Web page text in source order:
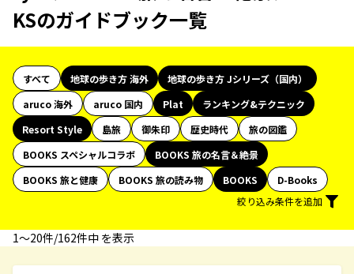
KSのガイドブック一覧
すべて 地球の歩き方 海外
地球の歩き方 Jシリーズ（国内）
aruco 海外
aruco 国内 Plat
ランキング&テクニック
Resort Style
島旅 御朱印 歴史時代
旅の図鑑
BOOKS スペシャルコラボ
BOOKS 旅の名言＆絶景
BOOKS 旅と健康
BOOKS 旅の読み物 BOOKS
D-Books
絞り込み条件を追加
1〜20件/162件中 を表示